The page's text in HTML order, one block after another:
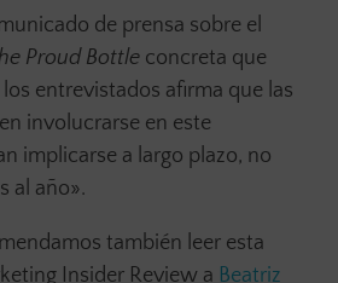
de prensa sobre el
Proud Bottle concreta que
entrevistados afirma que las
involucrarse en este
implicarse a largo plazo, no
al año».
también leer esta
Insider Review a Beatriz